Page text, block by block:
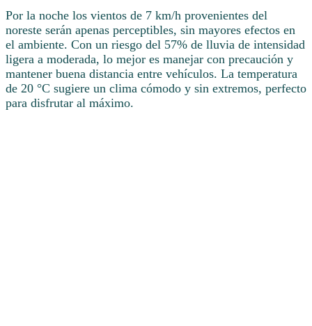
Por la noche los vientos de 7 km/h provenientes del
noreste serán apenas perceptibles, sin mayores efectos en
el ambiente. Con un riesgo del 57% de lluvia de intensidad
ligera a moderada, lo mejor es manejar con precaución y
mantener buena distancia entre vehículos. La temperatura
de 20 °C sugiere un clima cómodo y sin extremos, perfecto
para disfrutar al máximo.